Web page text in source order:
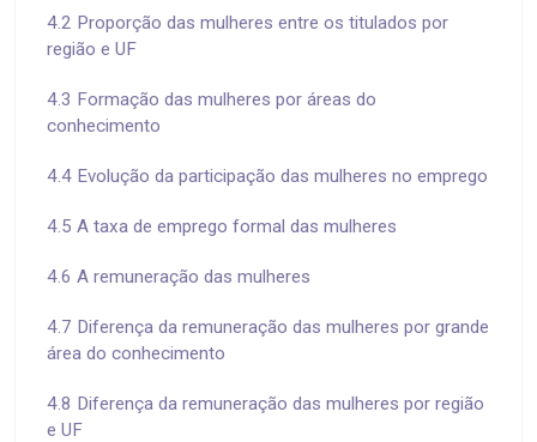
4.2 Proporção das mulheres entre os titulados por
região e UF
4.3 Formação das mulheres por áreas do
conhecimento
4.4 Evolução da participação das mulheres no emprego
4.5 A taxa de emprego formal das mulheres
4.6 A remuneração das mulheres
4.7 Diferença da remuneração das mulheres por grande
área do conhecimento
4.8 Diferença da remuneração das mulheres por região
e UF